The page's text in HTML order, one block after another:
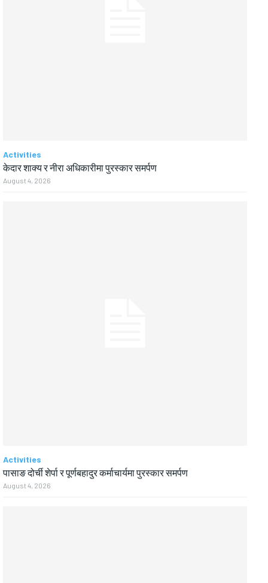
Activities
केदार शाक्य र नीरा अधिकारीमा पुरस्कार समर्पण
August 4, 2026
Activities
पासाङ दोर्ची शेर्पा र पूर्णबहादुर कर्माचार्यमा पुरस्कार समर्पण
August 4, 2026